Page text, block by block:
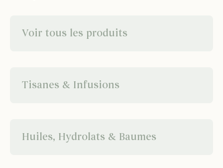
Voir tous les produits
Tisanes & Infusions
Huiles, Hydrolats & Baumes